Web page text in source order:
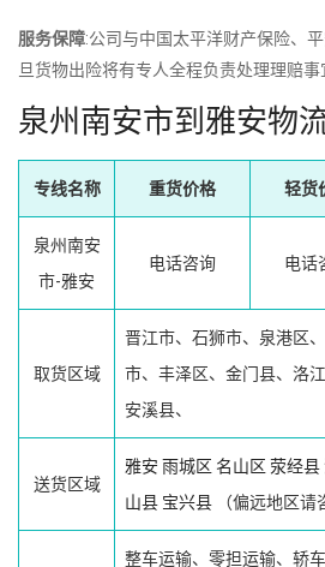
服务保障:公司与中国太平洋财产保险、
旦货物出险将有专人全程负责处理理赔事
泉州南安市到雅安物
专线名称 重货价格 轻货
泉州南安
市-雅安
电话咨询 电话
取货区域
晋江市、石狮市、泉港区
市、丰泽区、金门县、洛
安溪县、
送货区域
雅安 雨城区 名山区 荥经县
山县 宝兴县 （偏远地区请
整车运输、零担运输、轿